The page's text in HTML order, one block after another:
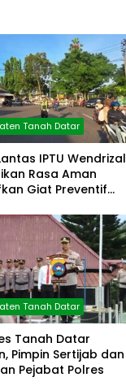
Tanah Datar
IPTU Wendrizal
Rasa Aman
Giat Preventif
Tanah Datar
Tanah Datar
Pimpin Sertijab dan
Pejabat Polres